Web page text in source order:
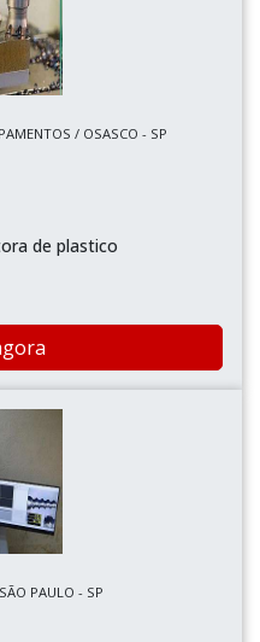
/ OSASCO - SP
de plastico
PAULO - SP